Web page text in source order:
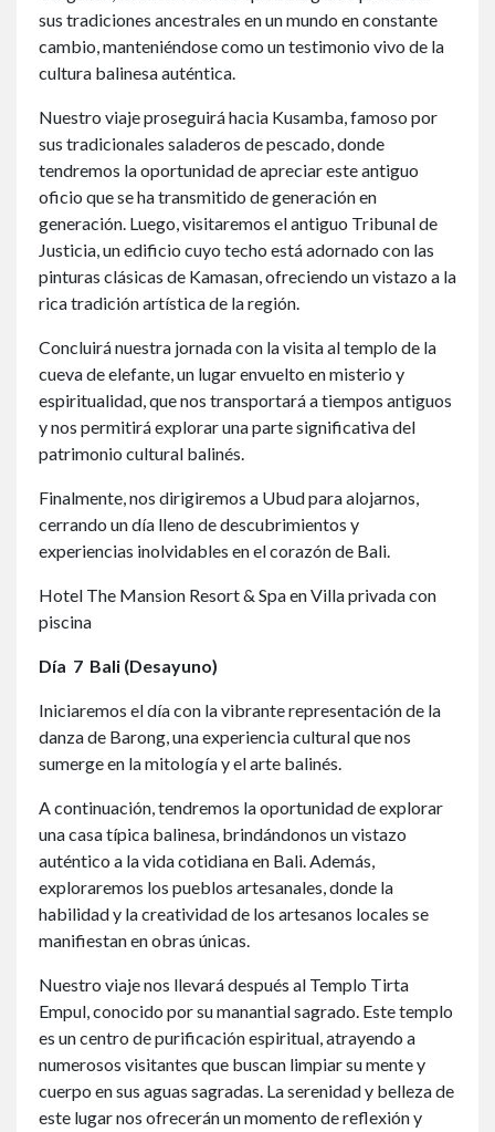
sus tradiciones ancestrales en un mundo en constante
cambio, manteniéndose como un testimonio vivo de la
cultura balinesa auténtica.
Nuestro viaje proseguirá hacia Kusamba, famoso por
sus tradicionales saladeros de pescado, donde
tendremos la oportunidad de apreciar este antiguo
oficio que se ha transmitido de generación en
generación. Luego, visitaremos el antiguo Tribunal de
Justicia, un edificio cuyo techo está adornado con las
pinturas clásicas de Kamasan, ofreciendo un vistazo a la
rica tradición artística de la región.
Concluirá nuestra jornada con la visita al templo de la
cueva de elefante, un lugar envuelto en misterio y
espiritualidad, que nos transportará a tiempos antiguos
y nos permitirá explorar una parte significativa del
patrimonio cultural balinés.
Finalmente, nos dirigiremos a Ubud para alojarnos,
cerrando un día lleno de descubrimientos y
experiencias inolvidables en el corazón de Bali.
Hotel The Mansion Resort & Spa en Villa privada con
piscina
Día 7 Bali (Desayuno)
Iniciaremos el día con la vibrante representación de la
danza de Barong, una experiencia cultural que nos
sumerge en la mitología y el arte balinés.
A continuación, tendremos la oportunidad de explorar
una casa típica balinesa, brindándonos un vistazo
auténtico a la vida cotidiana en Bali. Además,
exploraremos los pueblos artesanales, donde la
habilidad y la creatividad de los artesanos locales se
manifiestan en obras únicas.
Nuestro viaje nos llevará después al Templo Tirta
Empul, conocido por su manantial sagrado. Este templo
es un centro de purificación espiritual, atrayendo a
numerosos visitantes que buscan limpiar su mente y
cuerpo en sus aguas sagradas. La serenidad y belleza de
este lugar nos ofrecerán un momento de reflexión y